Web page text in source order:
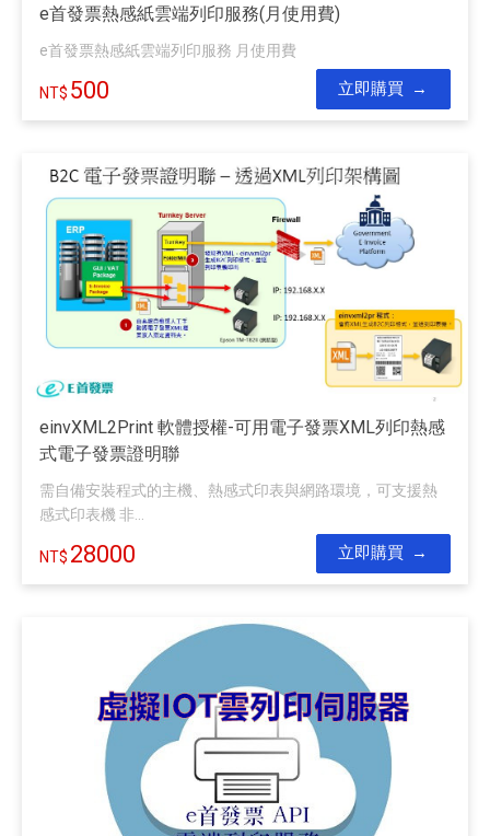
e首發票熱感紙雲端列印服務(月使用費)
e首發票熱感紙雲端列印服務 月使用費
500 立即購買
einvXML2Print 軟體授權-可用電子發票XML列印熱感
式電子發票證明聯
需自備安裝程式的主機、熱感式印表與網路環境，可支援熱
感式印表機 非...
28000 立即購買